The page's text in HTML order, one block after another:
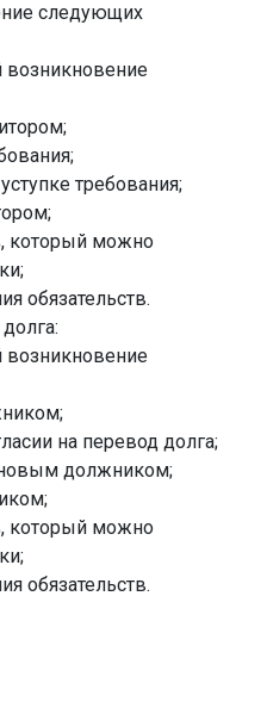
следующих
требования;
который можно
обязательств.
на перевод долга;
должником;
который можно
обязательств.